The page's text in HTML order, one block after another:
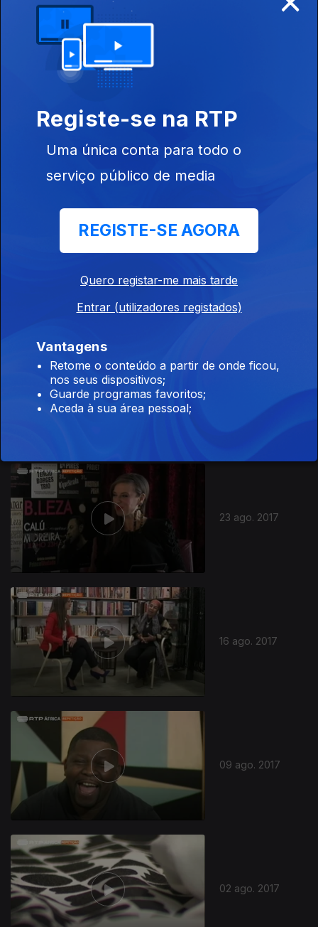
13 set. 2017
23 ago. 2017
16 ago. 2017
09 ago. 2017
02 ago. 2017
Registe-se na RTP
Uma única conta para todo o
serviço público de media
REGISTE-SE AGORA
Quero registar-me mais tarde
Entrar (utilizadores registados)
Vantagens
Retome o conteúdo a partir de onde ficou,
nos seus dispositivos;
Guarde programas favoritos;
Aceda à sua área pessoal;